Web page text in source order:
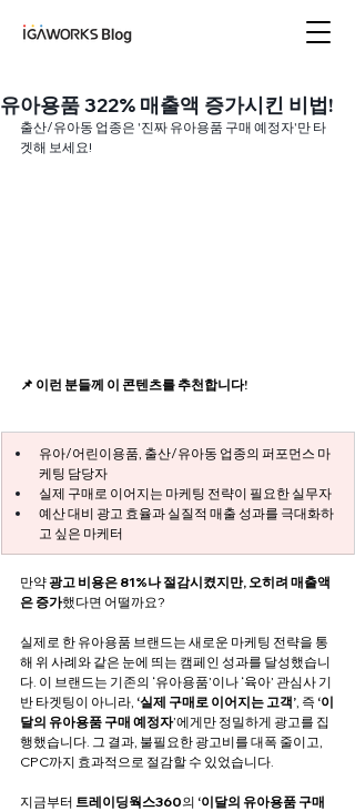
유아용품 322% 매출액 증가시킨 비법!
출산/유아동 업종은 '진짜 유아용품 구매 예정자'만 타
겟해 보세요!
📌 이런 분들께 이 콘텐츠를 추천합니다!
유아/어린이용품, 출산/유아동 업종의 퍼포먼스 마
케팅 담당자
실제 구매로 이어지는 마케팅 전략이 필요한 실무자
예산 대비 광고 효율과 실질적 매출 성과를 극대화하
고 싶은 마케터
만약 광고 비용은 81%나 절감시켰지만, 오히려 매출액
은 증가했다면 어떨까요?
실제로 한 유아용품 브랜드는 새로운 마케팅 전략을 통
해 위 사례와 같은 눈에 띄는 캠페인 성과를 달성했습니
다. 이 브랜드는 기존의 ‘유아용품’이나 ‘육아’ 관심사 기
반 타겟팅이 아니라, ‘실제 구매로 이어지는 고객’ , 즉 ‘이
달의 유아용품 구매 예정자’에게만 정밀하게 광고를 집
행했습니다. 그 결과, 불필요한 광고비를 대폭 줄이고,
CPC까지 효과적으로 절감할 수 있었습니다.
지금부터 트레이딩웍스360의 ‘이달의 유아용품 구매